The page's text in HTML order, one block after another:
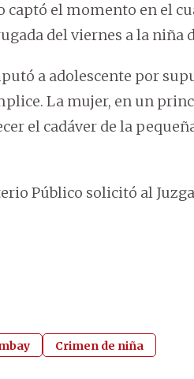
el momento en el
del viernes a la niña
a adolescente por
La mujer, en un
el cadáver de la
Público solicitó al
Crimen de niña